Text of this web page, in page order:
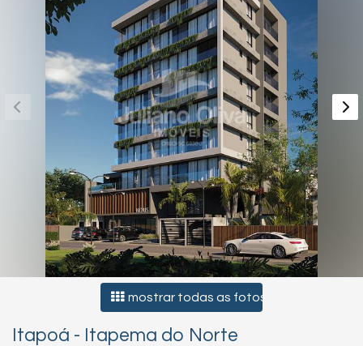
mostrar todas as fotos
Itapoá - Itapema do Norte